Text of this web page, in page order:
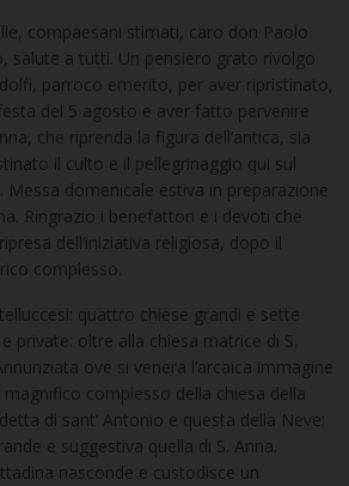
compaesani stimati, caro don Paolo
salute a tutti. Un pensiero grato rivolgo
parroco emerito, per aver ripristinato,
del 5 agosto e aver fatto pervenire
che riprenda la figura dell’antica, sia
il culto e il pellegrinaggio qui sul
Messa domenicale estiva in preparazione
Ringrazio i benefattori e i devoti che
dell’iniziativa religiosa, dopo il
complesso.
quattro chiese grandi e sette
private: oltre alla chiesa matrice di S.
ove si venera l’arcaica immagine
complesso della chiesa della
di sant’ Antonio e questa della Neve;
e suggestiva quella di S. Anna.
nasconde e custodisce un